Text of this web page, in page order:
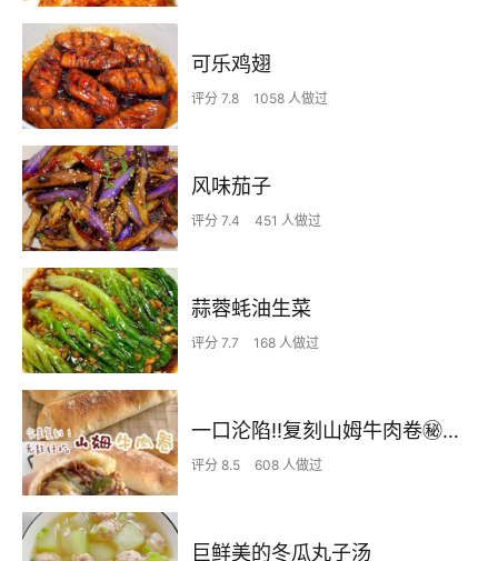
可乐鸡翅
评分 7.8 1058 人做过
风味茄子
评分 7.4 451 人做过
蒜蓉蚝油生菜
评分 7.7 168 人做过
一口沦陷‼️复刻山姆牛肉卷㊙️皮薄馅足爆好吃
评分 8.5 608 人做过
巨鲜美的冬瓜丸子汤